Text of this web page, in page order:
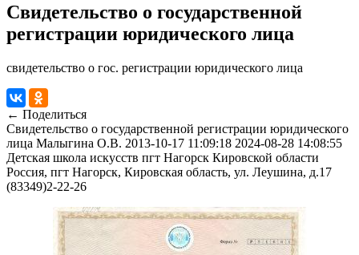
Свидетельство о государственной
регистрации юридического лица
свидетельство о гос. регистрации юридического лица
← Поделиться
Свидетельство о государственной регистрации юридического
лица Малыгина О.В. 2013-10-17 11:09:18 2024-08-28 14:08:55
Детская школа искусств пгт Нагорск Кировской области
Россия, пгт Нагорск, Кировская область, ул. Леушина, д.17
(83349)2-22-26